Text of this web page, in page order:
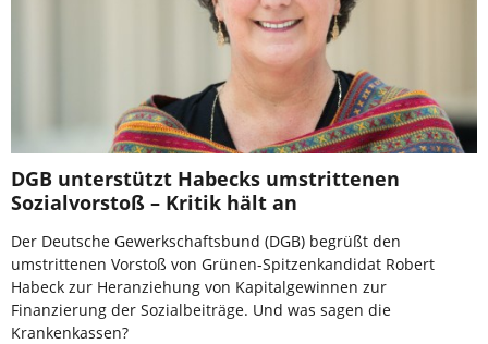
DGB unterstützt Habecks umstrittenen
Sozialvorstoß – Kritik hält an
Der Deutsche Gewerkschaftsbund (DGB) begrüßt den
umstrittenen Vorstoß von Grünen-Spitzenkandidat Robert
Habeck zur Heranziehung von Kapitalgewinnen zur
Finanzierung der Sozialbeiträge. Und was sagen die
Krankenkassen?